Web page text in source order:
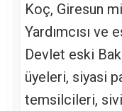
Koç, Giresun
Yardımcısı ve
Devlet eski
üyeleri, siyasi
temsilcileri,